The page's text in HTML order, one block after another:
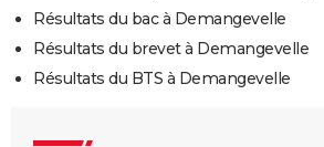
Résultats du bac à Demangevelle
Résultats du brevet à Demangevelle
Résultats du BTS à Demangevelle